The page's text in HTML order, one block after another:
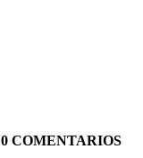
0 COMENTARIOS